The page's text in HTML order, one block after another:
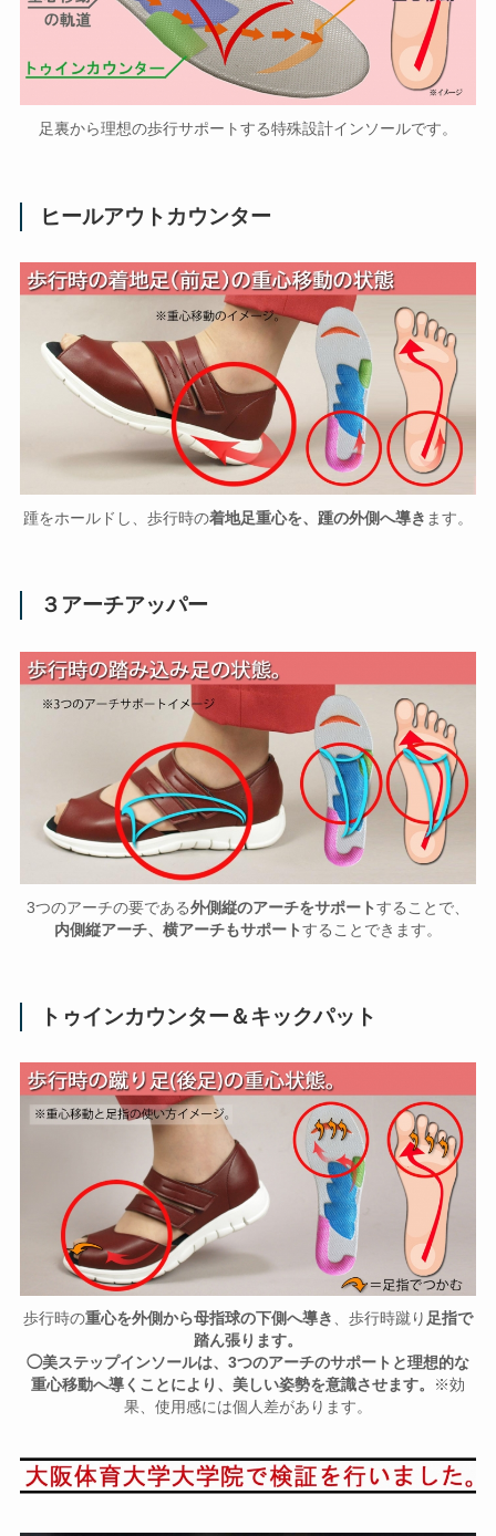
足裏から理想の歩行サポートする特殊設計インソールです。
ヒールアウトカウンター
踵をホールドし、歩行時の着地足重心を、踵の外側へ導き ます。
３アーチアッパー
3つのアーチの要である外側縦のアーチをサポートすることで、
内側縦アーチ、横アーチもサポートすることできます。
トゥインカウンター＆キックパット
歩行時の重心を外側から母指球の下側へ導き、歩行時蹴り 足指で
踏ん張ります。
◯美ステップインソールは、3つのアーチのサポートと理想的な
重心移動へ導くことにより、美しい姿勢を意識させます。
※効
果、使用感には個人差があります。